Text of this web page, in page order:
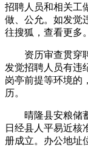
招聘人员和相关工
做、公允。如发觉
往搜狐，查看更多。
资历审查贯穿聘
发觉招聘人员有违
岗亭前提等环境的
历。
晴隆县安粮储蓄
日经县人平易近核
册成立。办公地址